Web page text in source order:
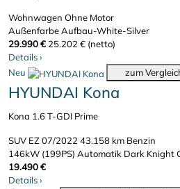
Wohnwagen Ohne Motor
Außenfarbe Aufbau-White-Silver
29.990 € 25.202 € (netto)
Details›
Neu
zum
HYUNDAI Kona
Kona 1.6 T-GDI Prime
SUV EZ 07/202243.158 km Benzin
146kW (199PS) Automatik Dark Knight
19.490 €
Details›